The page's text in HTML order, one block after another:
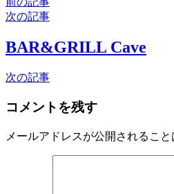
次の記事
BAR&GRILL Cave
次の記事
コメントを残す
メールアドレスが公開されること